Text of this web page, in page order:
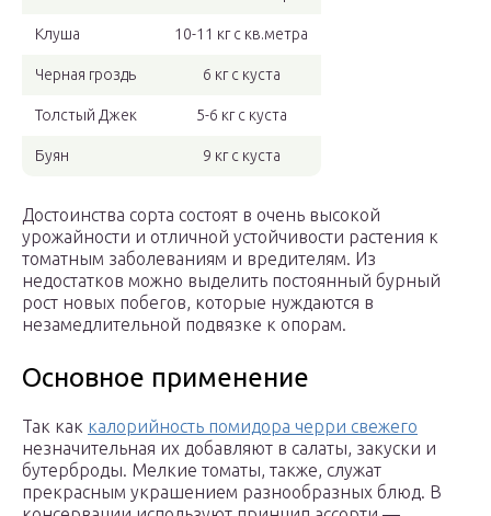
Клуша 10-11 кг с кв.метра
Черная гроздь 6 кг с куста
Толстый Джек 5-6 кг с куста
Буян 9 кг с куста
Достоинства сорта состоят в очень высокой
урожайности и отличной устойчивости растения к
томатным заболеваниям и вредителям. Из
недостатков можно выделить постоянный бурный
рост новых побегов, которые нуждаются в
незамедлительной подвязке к опорам.
Основное применение
Так как калорийность помидора черри свежего
незначительная их добавляют в салаты, закуски и
бутерброды. Мелкие томаты, также, служат
прекрасным украшением разнообразных блюд. В